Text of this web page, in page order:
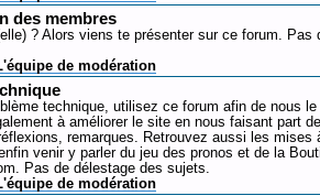
des membres
? Alors viens te présenter sur ce forum. Pas
de modération
technique, utilisez ce forum afin de nous le
à améliorer le site en nous faisant part
remarques. Retrouvez aussi les mises
venir y parler du jeu des pronos et de la
Pas de délestage des sujets.
de modération